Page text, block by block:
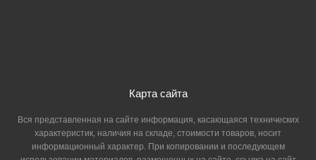
Карта сайта
Вся представленная на сайте информация, касающаяся технических
характеристик, наличия на складе, стоимости товаров, носит
информационный характер. При копировании и последующем